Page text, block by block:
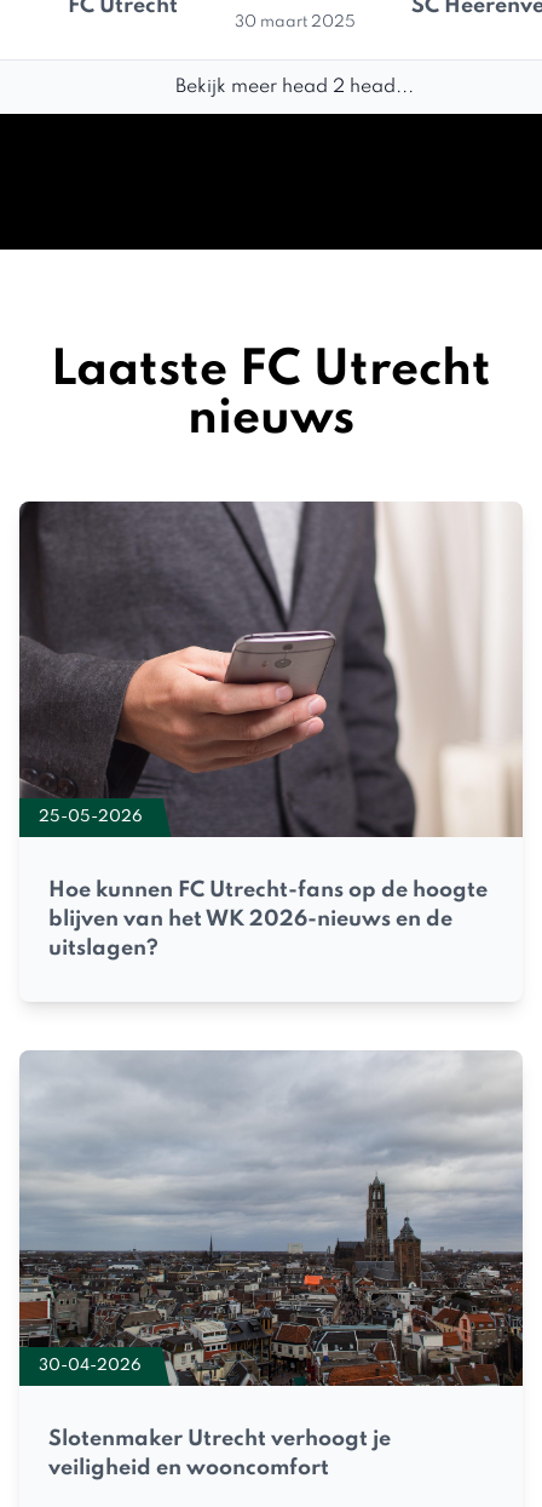
FC Utrecht
30 maart 2025
SC
Bekijk meer head 2 head...
Laatste FC Utrecht
nieuws
25-05-2026
Hoe kunnen FC Utrecht-fans op de hoogte
blijven van het WK 2026-nieuws en de
uitslagen?
30-04-2026
Slotenmaker Utrecht verhoogt je
veiligheid en wooncomfort